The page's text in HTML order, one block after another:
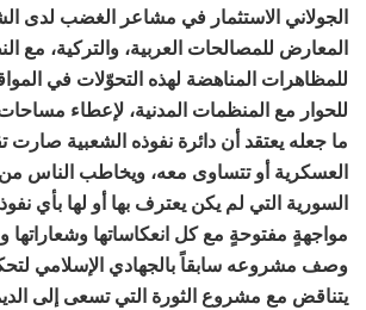
الجولاني الاستثمار في مشاعر الغضب لدى
المعارض للمصالحات العربية، والتركية، مع
للمظاهرات المناهضة لهذه التحوّلات في
للحوار مع المنظمات المدنية، لإعطاء مساحات
ما جعله يعتقد أن دائرة نفوذه الشعبية صارت
العسكرية أو تتساوى معه، ويخاطب الناس من
السورية التي لم يكن يعترف بها أو لها بأي
مواجهةٍ مفتوحةٍ مع كل انعكاساتها وشعاراتها
وصف مشروعه سابقاً بالجهادي الإسلامي
يتناقض مع مشروع الثورة التي تسعى إلى